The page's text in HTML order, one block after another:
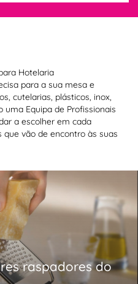
Hotelaria
para a sua mesa e
cutelarias, plásticos, inox,
uma Equipa de Profissionais
a escolher em cada
vão de encontro às suas
raspadores do